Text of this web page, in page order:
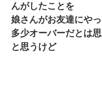
んがしたことを
娘さんがお友達にや
多少オーバーだとは
と思うけど